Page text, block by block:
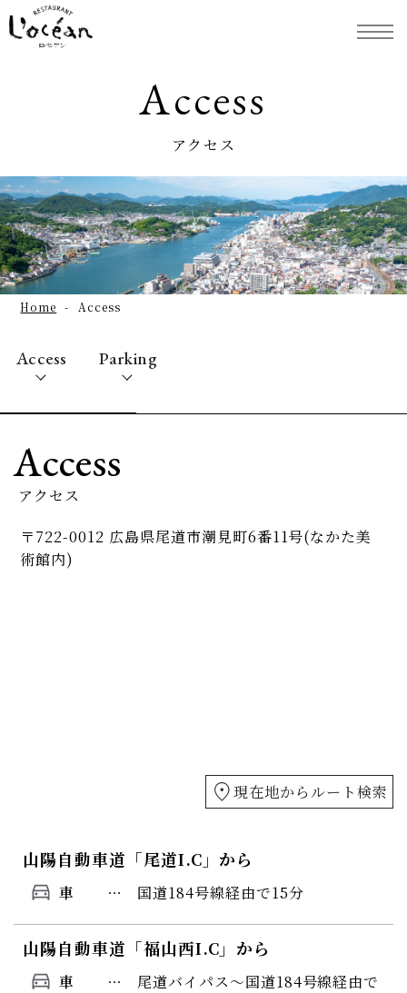
Access
アクセス
Home Access
Access Parking
Access
アクセス
〒722-0012 広島県尾道市潮見町6番11号(なかた美
術館内)
現在地からルート検索
山陽自動車道「尾道I.C」から
車 国道184号線経由で15分
山陽自動車道「福山西I.C」から
車
尾道バイパス～国道184号線経由で